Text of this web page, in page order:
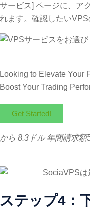
サービス] ページに、ア
れます。確認したい
Looking to Elevate Your
Boost Your Trading
Get Started!
から 8.3ドル年間請求額
ステップ4：